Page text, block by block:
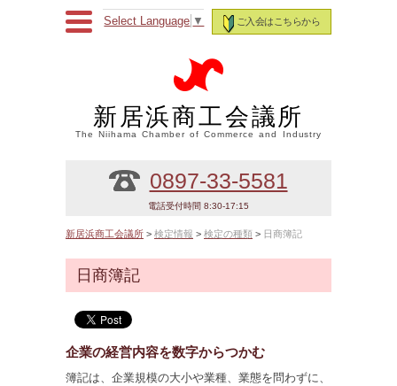
ご入会はこちらから
Select Language ▼
新居浜商工会議所
The Niihama Chamber of Commerce and Industry
0897-33-5581
電話受付時間 8:30-17:15
新居浜商工会議所 > 検定情報 > 検定の種類 > 日商簿記
日商簿記
企業の経営内容を数字からつかむ
簿記は、企業規模の大小や業種、業態を問わずに、